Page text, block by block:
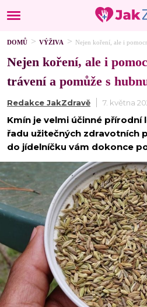
DOMŮ VÝŽIVA Nejen koření, ale i
Nejen koření, ale i
trávení a pomůže s
Redakce JakZdravě 7. května
Kmín je velmi účinné přírodní
řadu užitečných zdravotních
do jídelníčku vám dokonce